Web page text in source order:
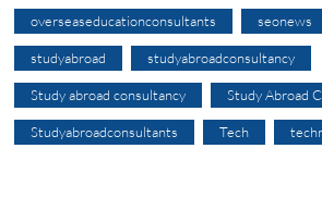
overseaseducationconsultants seonews
studyabroad studyabroadconsultancy
Study abroad consultancy Study Abroad
Studyabroadconsultants Tech